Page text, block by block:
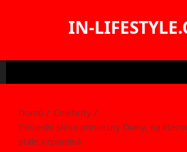
IN-
Domů
Celebrity
Poslední slova princezny Diany, na
stále vzpomíná